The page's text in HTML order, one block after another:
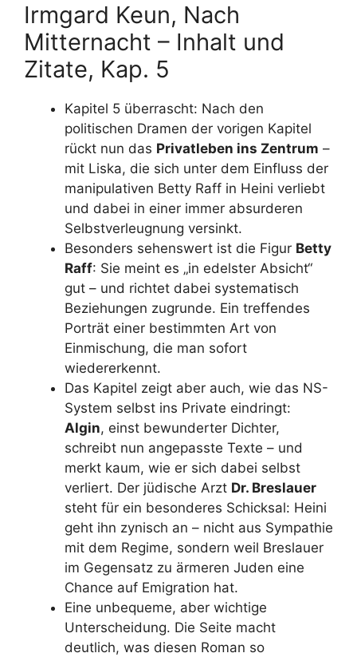
Irmgard Keun, Nach
Mitternacht – Inhalt und
Zitate, Kap. 5
Kapitel 5 überrascht: Nach den
politischen Dramen der vorigen Kapitel
rückt nun das Privatleben ins Zentrum –
mit Liska, die sich unter dem Einfluss der
manipulativen Betty Raff in Heini verliebt
und dabei in einer immer absurderen
Selbstverleugnung versinkt.
Besonders sehenswert ist die Figur Betty
Raff: Sie meint es „in edelster Absicht“
gut – und richtet dabei systematisch
Beziehungen zugrunde. Ein treffendes
Porträt einer bestimmten Art von
Einmischung, die man sofort
wiedererkennt.
Das Kapitel zeigt aber auch, wie das NS-
System selbst ins Private eindringt:
Algin, einst bewunderter Dichter,
schreibt nun angepasste Texte – und
merkt kaum, wie er sich dabei selbst
verliert. Der jüdische Arzt Dr. Breslauer
steht für ein besonderes Schicksal: Heini
geht ihn zynisch an – nicht aus Sympathie
mit dem Regime, sondern weil Breslauer
im Gegensatz zu ärmeren Juden eine
Chance auf Emigration hat.
Eine unbequeme, aber wichtige
Unterscheidung. Die Seite macht
deutlich, was diesen Roman so